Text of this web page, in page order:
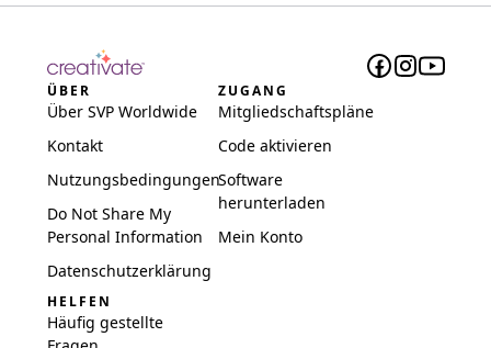
ÜBER
Über SVP Worldwide
Kontakt
Nutzungsbedingungen
Do Not Share My
Personal Information
Datenschutzerklärung
ZUGANG
Mitgliedschaftspläne
Code aktivieren
Software
herunterladen
Mein Konto
HELFEN
Häufig gestellte